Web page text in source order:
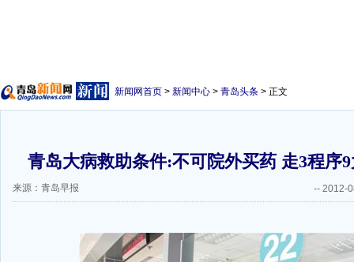
新闻网首页 > 新闻中心 > 青岛头条 > 正文
青岛大病救助条件:不可院外买药 走3程序
来源：青岛早报 -- 2012-